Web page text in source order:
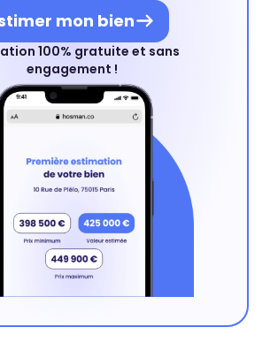
mon bien
100% gratuite et sans
engagement !